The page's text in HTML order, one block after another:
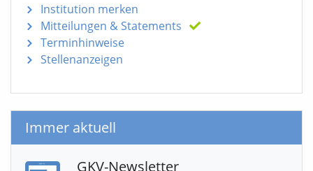
Institution merken
Mitteilungen & Statements
Terminhinweise
Stellenanzeigen
Immer aktuell
GKV-Newsletter